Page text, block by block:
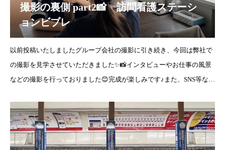
撮影の裏側 part2📸 訪問看護ステーシ
ョンビブレ
以前投稿いたしましたグループ会社の撮影に引き続き、今回は弊社で
の撮影を見学させていただきました✨📸インタビューやお仕事の風景
などの撮影を行っておりました😊完成が楽しみです♪また、SNS等など